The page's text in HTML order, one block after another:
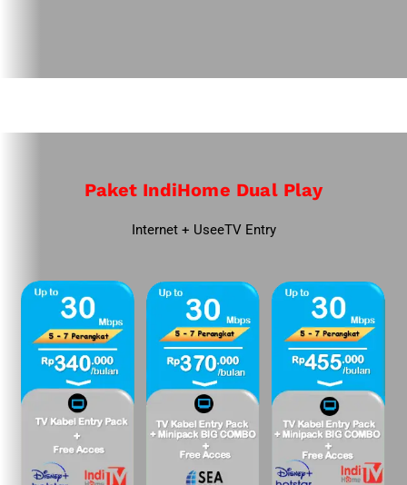
Paket IndiHome Dual Play
Internet + UseeTV Entry